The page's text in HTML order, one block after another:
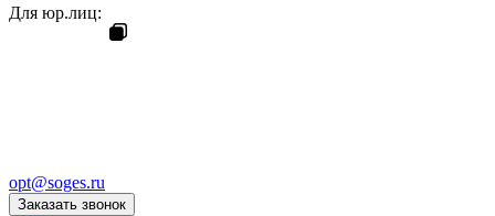
Для юр.лиц:
opt@soges.ru
Заказать звонок